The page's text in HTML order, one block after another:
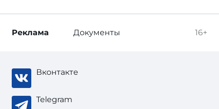
16+
Реклама Документы
Вконтакте
Telegram